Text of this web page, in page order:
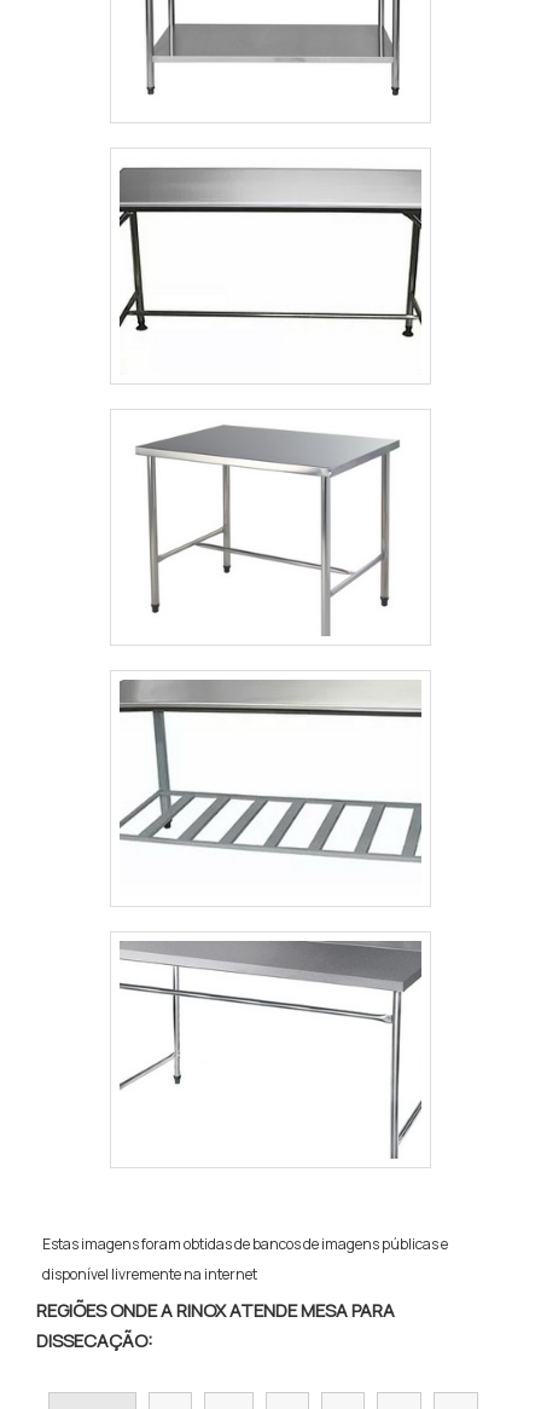
Estas imagens foram obtidas de bancos de imagens públicas e
disponível livremente na internet
REGIÕES ONDE A RINOX ATENDE MESA PARA
DISSECAÇÃO: